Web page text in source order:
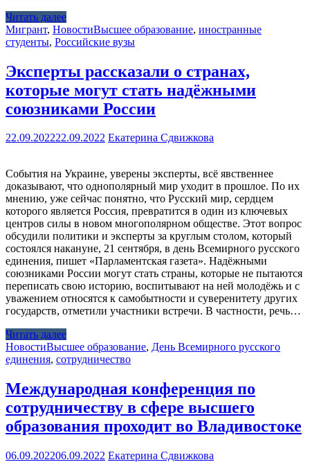
Читать далее
Мигрант, НовостиВысшее образование, иностранные
студенты, Российские вузы
Эксперты рассказали о странах,
которые могут стать надёжными
союзниками России
22.09.202222.09.2022 Екатерина Сдвижкова
События на Украине, уверены эксперты, всё явственнее
доказывают, что однополярный мир уходит в прошлое. По их
мнению, уже сейчас понятно, что Русский мир, сердцем
которого является Россия, превратится в один из ключевых
центров силы в новом многополярном обществе. Этот вопрос
обсудили политики и эксперты за круглым столом, который
состоялся накануне, 21 сентября, в день Всемирного русского
единения, пишет «Парламентская газета». Надёжными
союзниками России могут стать страны, которые не пытаются
переписать свою историю, воспитывают на ней молодёжь и с
уважением относятся к самобытности и суверенитету других
государств, отметили участники встречи. В частности, речь…
Читать далее
НовостиВысшее образование, День Всемирного русского
единения, сотрудничество
Международная конференция по
сотрудничеству в сфере высшего
образования проходит во Владивостоке
06.09.202206.09.2022 Екатерина Сдвижкова